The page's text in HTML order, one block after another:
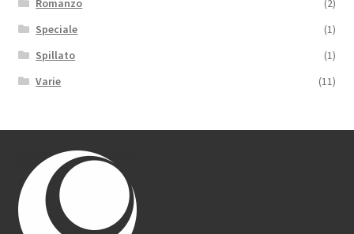
Romanzo
(2)
Speciale
(1)
Spillato
(1)
Varie
(11)